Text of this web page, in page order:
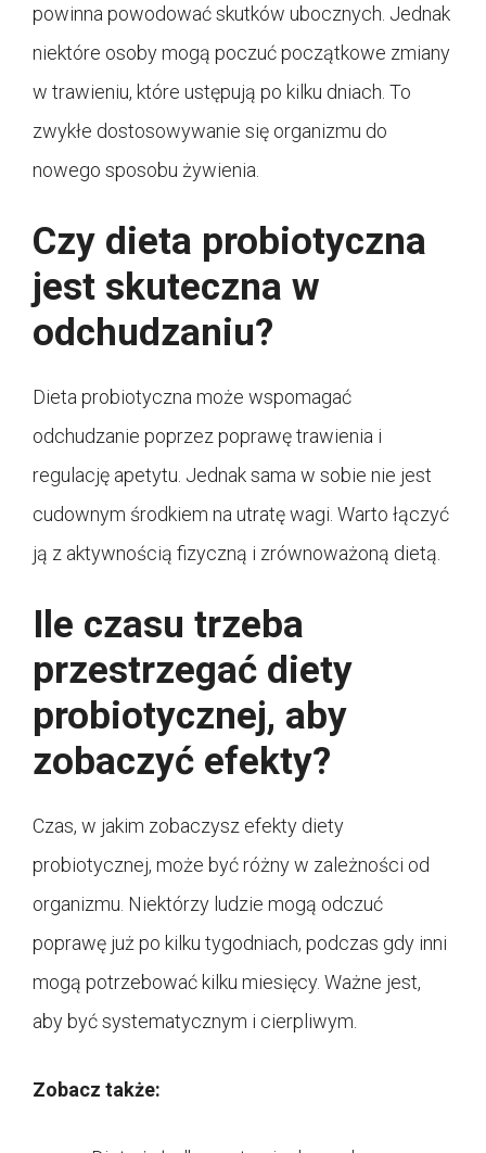
powinna powodować skutków ubocznych. Jednak
niektóre osoby mogą poczuć początkowe zmiany
w trawieniu, które ustępują po kilku dniach. To
zwykłe dostosowywanie się organizmu do
nowego sposobu żywienia.
Czy dieta probiotyczna
jest skuteczna w
odchudzaniu?
Dieta probiotyczna może wspomagać
odchudzanie poprzez poprawę trawienia i
regulację apetytu. Jednak sama w sobie nie jest
cudownym środkiem na utratę wagi. Warto łączyć
ją z aktywnością fizyczną i zrównoważoną dietą.
Ile czasu trzeba
przestrzegać diety
probiotycznej, aby
zobaczyć efekty?
Czas, w jakim zobaczysz efekty diety
probiotycznej, może być różny w zależności od
organizmu. Niektórzy ludzie mogą odczuć
poprawę już po kilku tygodniach, podczas gdy inni
mogą potrzebować kilku miesięcy. Ważne jest,
aby być systematycznym i cierpliwym.
Zobacz także: